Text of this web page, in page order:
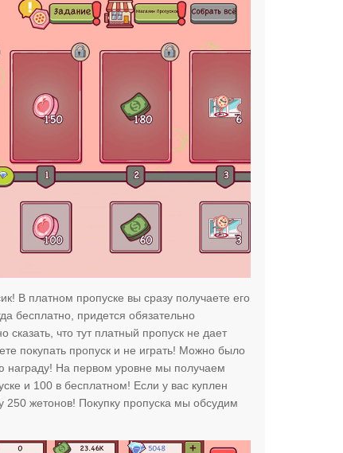
В платном пропуске вы сразу получаете его
бесплатно, придется обязательно
что тут платный пропуск не дает
покупать пропуск и не играть! Можно было
награду! На первом уровне мы получаем
и 100 в бесплатном! Если у вас куплен
250 жетонов! Покупку пропуска мы обсудим